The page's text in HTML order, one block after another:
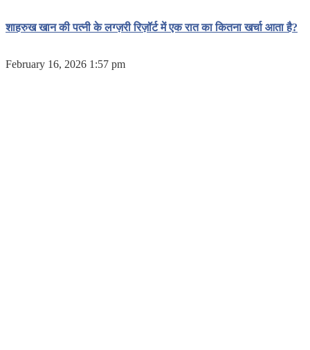
शाहरुख खान की पत्नी के लग्ज़री रिज़ॉर्ट में एक रात का कितना खर्चा आता है?
February 16, 2026 1:57 pm